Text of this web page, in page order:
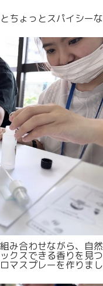
ちょっとスパイシーな
み合わせながら、自然
クスできる香りを見つ
マスプレーを作りまし